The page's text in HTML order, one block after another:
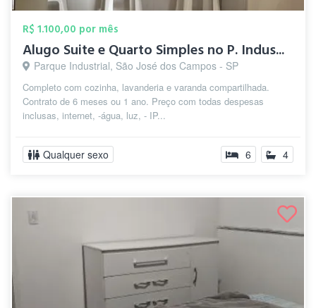
R$ 1.100,00 por mês
Alugo Suite e Quarto Simples no P. Indus...
Parque Industrial, São José dos Campos - SP
Completo com cozinha, lavanderia e varanda compartilhada.
Contrato de 6 meses ou 1 ano. Preço com todas despesas
inclusas, internet, -água, luz, - IP...
Qualquer sexo 6 4